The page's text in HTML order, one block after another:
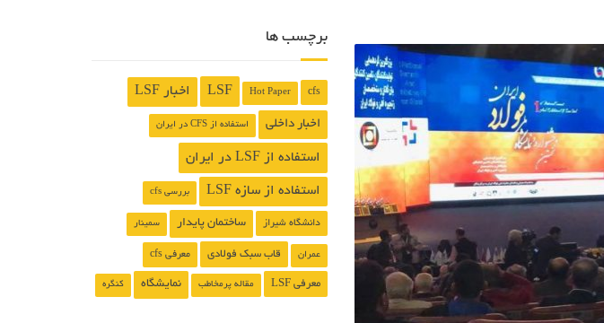
برچسب ها
cfs
Hot Paper
LSF اخبار LSF
اخبار داخلی استفاده از CFS در ایران
استفاده از LSF در ایران
استفاده از سازه LSF بررسی cfs
دانشگاه شیراز ساختمان پایدار سمینار
عمران قاب سبک فولادی معرفی cfs
معرفی LSF مقاله پرمخاطب نمایشگاه کنگره